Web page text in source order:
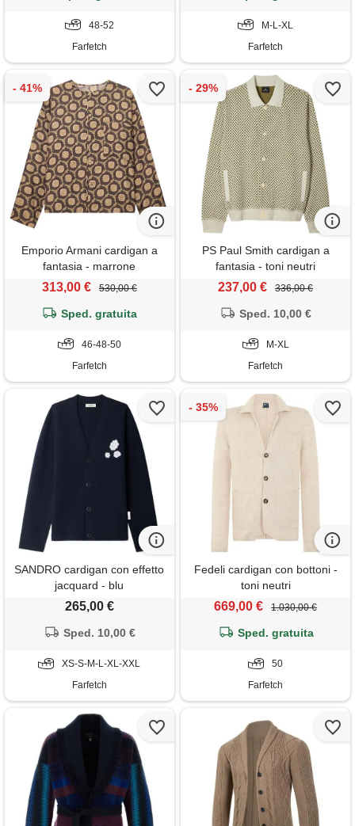
48-52
Farfetch
M-L-XL
Farfetch
Emporio Armani cardigan a
fantasia - marrone
313,00 € 530,00 €
Sped. gratuita
46-48-50
Farfetch
PS Paul Smith cardigan a
fantasia - toni neutri
237,00 € 336,00 €
Sped. 10,00 €
M-XL
Farfetch
SANDRO cardigan con effetto
jacquard - blu
265,00 €
Sped. 10,00 €
XS-S-M-L-XL-XXL
Farfetch
Fedeli cardigan con bottoni -
toni neutri
669,00 € 1.030,00 €
Sped. gratuita
50
Farfetch